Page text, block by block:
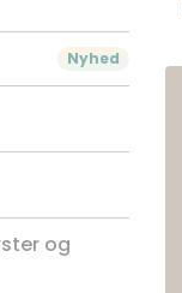
Nyhed
og